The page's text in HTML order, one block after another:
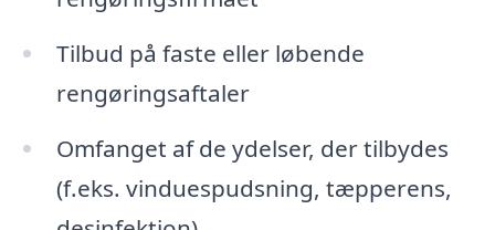
Tilbud på faste eller løbende
rengøringsaftaler
Omfanget af de ydelser, der tilbydes
(f.eks. vinduespudsning, tæpperens,